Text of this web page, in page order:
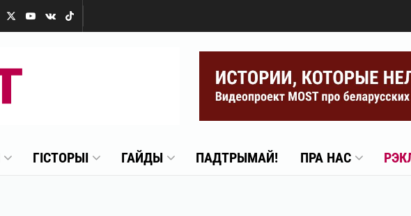
ГІСТОРЫІ ГАЙДЫ ПАДТРЫМАЙ! ПРА НАС